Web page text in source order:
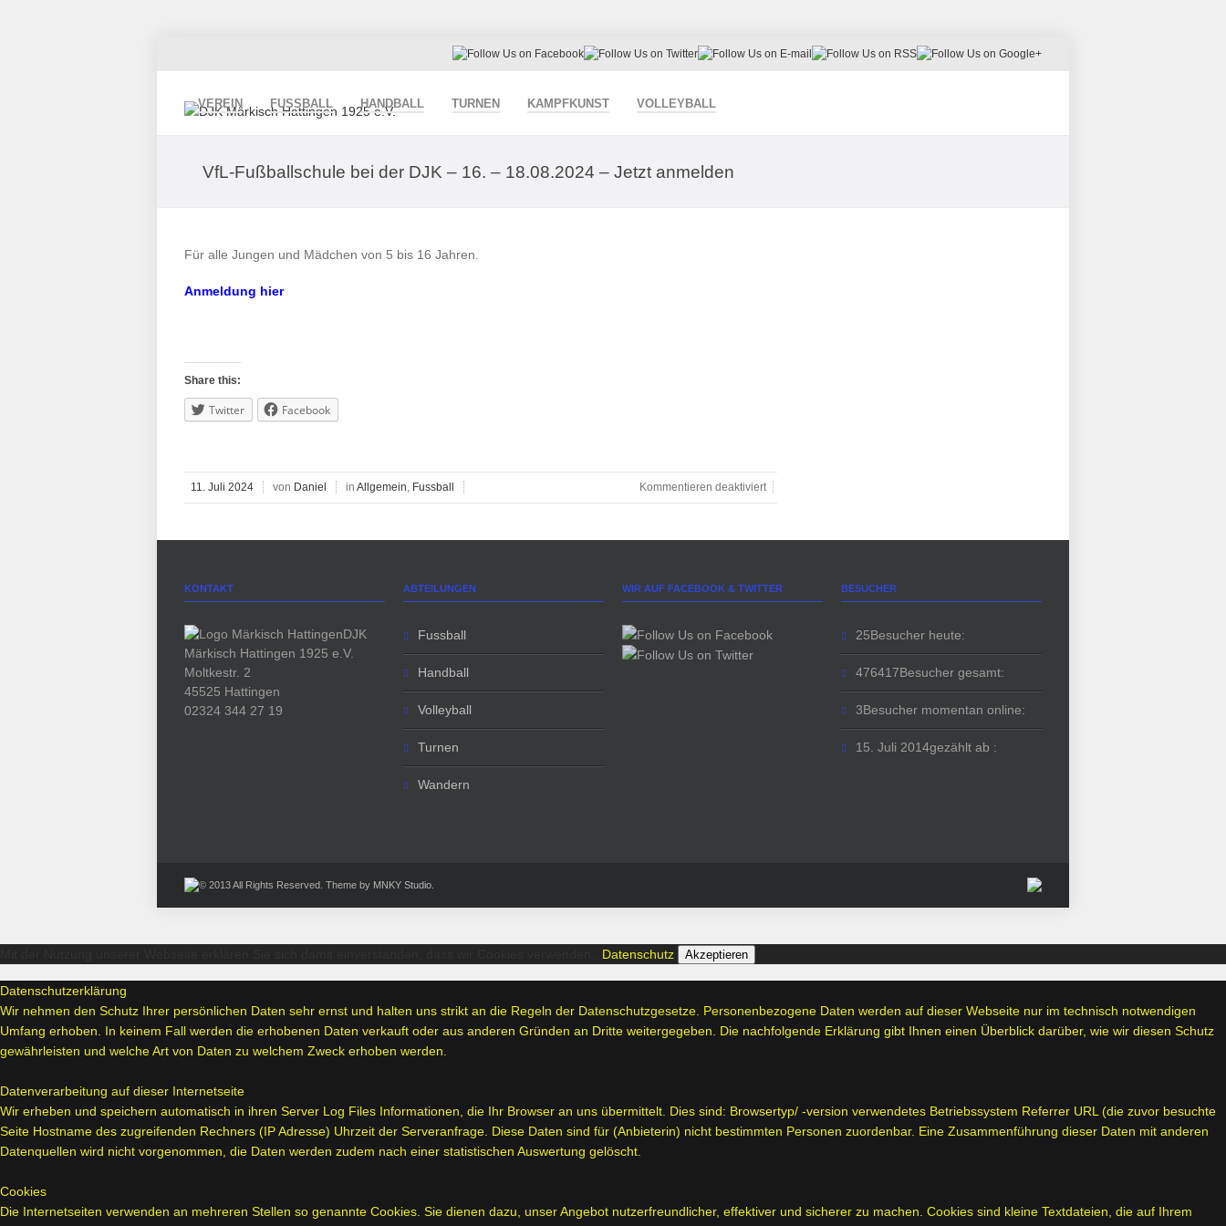
VEREIN FUSSBALL HANDBALL TURNEN KAMPFKUNST VOLLEYBALL
VfL-Fußballschule bei der DJK – 16. – 18.08.2024 – Jetzt anmelden
Für alle Jungen und Mädchen von 5 bis 16 Jahren.
Anmeldung hier
Share this:
Twitter Facebook
11. Juli 2024 von Daniel in Allgemein, Fussball Kommentieren deaktiviert
KONTAKT
DJK
Märkisch Hattingen 1925 e.V.
Moltkestr. 2
45525 Hattingen
02324 344 27 19
ABTEILUNGEN
Fussball
Handball
Volleyball
Turnen
Wandern
WIR AUF FACEBOOK & TWITTER BESUCHER
25Besucher heute:
476417Besucher gesamt:
3Besucher momentan online:
15. Juli 2014gezählt ab :
© 2013 All Rights Reserved. Theme by MNKY Studio.
Datenschutz Akzeptieren
Datenschutzerklärung
Wir nehmen den Schutz Ihrer persönlichen Daten sehr ernst und halten uns strikt an die Regeln der Datenschutzgesetze. Personenbezogene Daten werden auf dieser Webseite nur im technisch notwendigen
Umfang erhoben. In keinem Fall werden die erhobenen Daten verkauft oder aus anderen Gründen an Dritte weitergegeben. Die nachfolgende Erklärung gibt Ihnen einen Überblick darüber, wie wir diesen Schutz
gewährleisten und welche Art von Daten zu welchem Zweck erhoben werden.
Datenverarbeitung auf dieser Internetseite
Wir erheben und speichern automatisch in ihren Server Log Files Informationen, die Ihr Browser an uns übermittelt. Dies sind: Browsertyp/ -version verwendetes Betriebssystem Referrer URL (die zuvor besuchte
Seite Hostname des zugreifenden Rechners (IP Adresse) Uhrzeit der Serveranfrage. Diese Daten sind für (Anbieterin) nicht bestimmten Personen zuordenbar. Eine Zusammenführung dieser Daten mit anderen
Datenquellen wird nicht vorgenommen, die Daten werden zudem nach einer statistischen Auswertung gelöscht.
Cookies
Die Internetseiten verwenden an mehreren Stellen so genannte Cookies. Sie dienen dazu, unser Angebot nutzerfreundlicher, effektiver und sicherer zu machen. Cookies sind kleine Textdateien, die auf Ihrem